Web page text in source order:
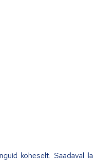
koheselt. Saadaval